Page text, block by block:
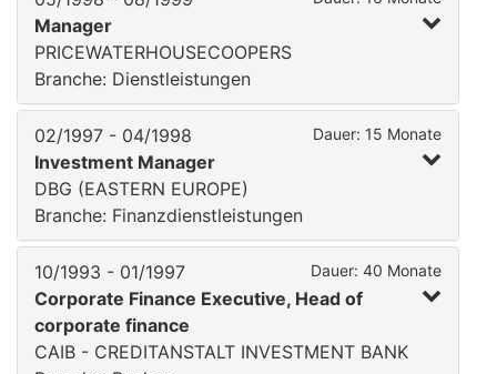
Manager
PRICEWATERHOUSECOOPERS
Branche: Dienstleistungen
02/1997 - 04/1998 Dauer: 15 Monate
Investment Manager
DBG (EASTERN EUROPE)
Branche: Finanzdienstleistungen
10/1993 - 01/1997 Dauer: 40 Monate
Corporate Finance Executive, Head of
corporate finance
CAIB - CREDITANSTALT INVESTMENT BANK